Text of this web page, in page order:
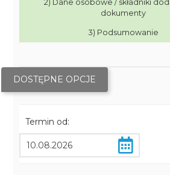
2) Dane osobowe / składniki
dokumenty
3) Podsumowanie
DOSTĘPNE OPCJE
Termin od: